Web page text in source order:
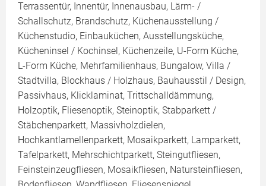
Terrassentür, Innentür, Innenausbau, Lärm- /
Schallschutz, Brandschutz, Küchenausstellung /
Küchenstudio, Einbauküchen, Ausstellungsküche,
Kücheninsel / Kochinsel, Küchenzeile, U-Form Küche,
L-Form Küche, Mehrfamilienhaus, Bungalow, Villa /
Stadtvilla, Blockhaus / Holzhaus, Bauhausstil / Design,
Passivhaus, Klicklaminat, Trittschalldämmung,
Holzoptik, Fliesenoptik, Steinoptik, Stabparkett /
Stäbchenparkett, Massivholzdielen,
Hochkantlamellenparkett, Mosaikparkett, Lamparkett,
Tafelparkett, Mehrschichtparkett, Steingutfliesen,
Feinsteinzeugfliesen, Mosaikfliesen, Natursteinfliesen,